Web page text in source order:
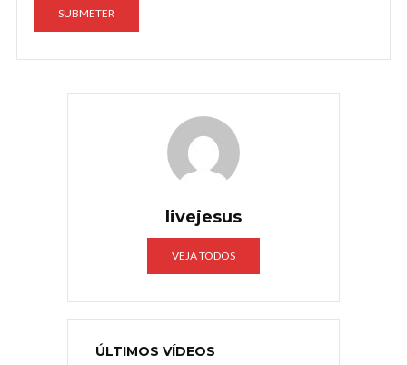
livejesus
VEJA TODOS
ÚLTIMOS VÍDEOS